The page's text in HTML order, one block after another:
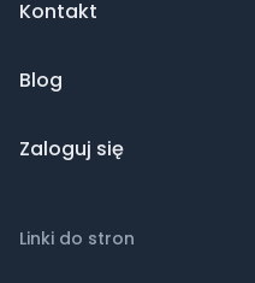
Kontakt
Blog
Zaloguj się
Linki do stron